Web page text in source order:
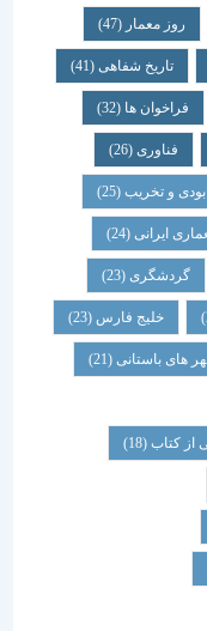
(47)
شفاهی (41)
ها (32)
(26)
(25)
(24)
(23)
فارس(23)
(21)
(18)